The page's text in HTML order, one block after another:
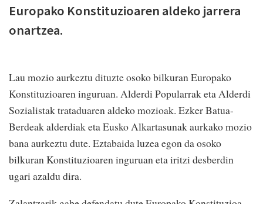
Europako Konstituzioaren aldeko jarrera
onartzea.
Lau mozio aurkeztu dituzte osoko bilkuran Europako
Konstituzioaren inguruan. Alderdi Popularrak eta Alderdi
Sozialistak trataduaren aldeko mozioak. Ezker Batua-
Berdeak alderdiak eta Eusko Alkartasunak aurkako mozio
bana aurkeztu dute. Eztabaida luzea egon da osoko
bilkuran Konstituzioaren inguruan eta iritzi desberdin
ugari azaldu dira.